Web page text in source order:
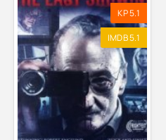
KP 5.1
IMDB 5.1